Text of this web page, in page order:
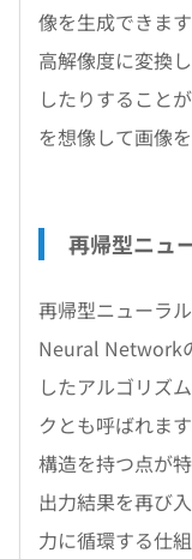
像を生成できま
高解像度に変換
したりすること
を想像して画像
再帰型ニュ
再帰型ニューラ
Neural Network
したアルゴリズ
クとも呼ばれま
構造を持つ点が
出力結果を再び
力に循環する仕